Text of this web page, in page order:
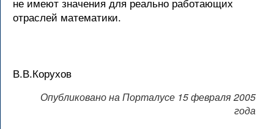
не имеют значения для реально работающих
отраслей математики.
В.В.Корухов
Опубликовано на Порталусе 15 февраля 2005
года